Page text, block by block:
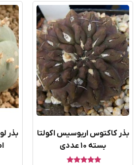
کاکتوس اریوسیس اکولتا
بسته ۱۰ عددی
بذر
اصل